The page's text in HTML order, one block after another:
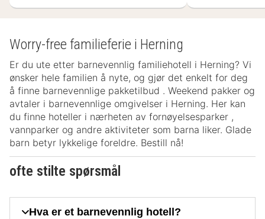
Worry-free familieferie i Herning
Er du ute etter barnevennlig familiehotell i Herning? Vi
ønsker hele familien å nyte, og gjør det enkelt for deg
å finne barnevennlige pakketilbud . Weekend pakker og
avtaler i barnevennlige omgivelser i Herning. Her kan
du finne hoteller i nærheten av fornøyelsesparker ,
vannparker og andre aktiviteter som barna liker. Glade
barn betyr lykkelige foreldre. Bestill nå!
ofte stilte spørsmål
Hva er et barnevennlig hotell?